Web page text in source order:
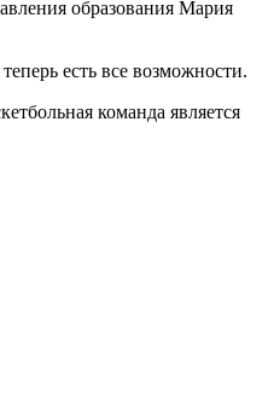
образования Мария
есть все возможности.
команда является